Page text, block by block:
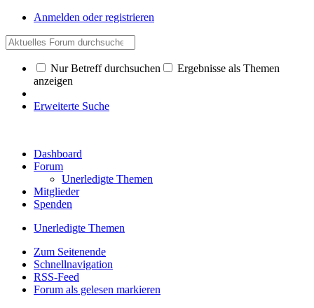
Anmelden oder registrieren
Nur Betreff durchsuchen
Ergebnisse als Themen
anzeigen
Erweiterte Suche
Dashboard
Forum
Unerledigte Themen
Mitglieder
Spenden
Unerledigte Themen
Zum Seitenende
Schnellnavigation
RSS-Feed
Forum als gelesen markieren